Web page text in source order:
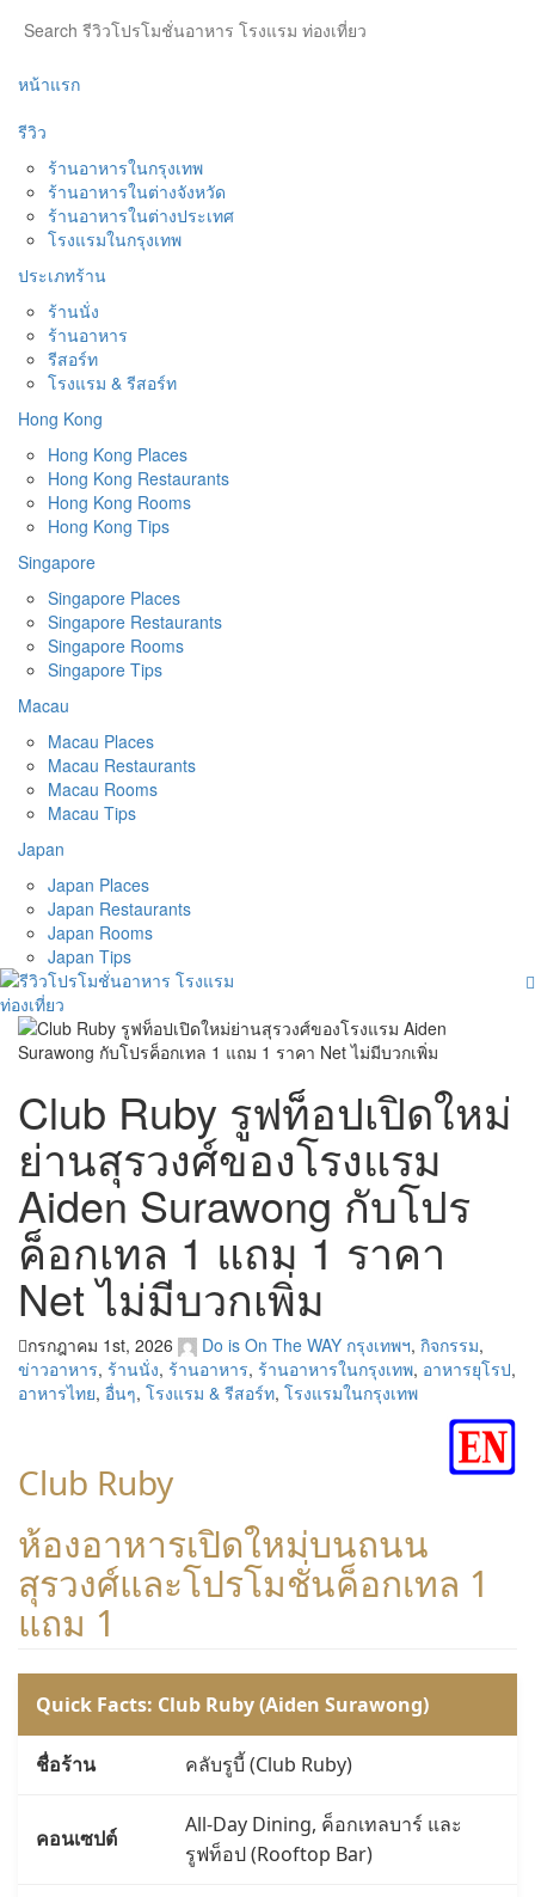
หน้าแรก
รีวิว
ร้านอาหารในกรุงเทพ
ร้านอาหารในต่างจังหวัด
ร้านอาหารในต่างประเทศ
โรงแรมในกรุงเทพ
ประเภทร้าน
ร้านนั่ง
ร้านอาหาร
รีสอร์ท
โรงแรม & รีสอร์ท
Hong Kong
Hong Kong Places
Hong Kong Restaurants
Hong Kong Rooms
Hong Kong Tips
Singapore
Singapore Places
Singapore Restaurants
Singapore Rooms
Singapore Tips
Macau
Macau Places
Macau Restaurants
Macau Rooms
Macau Tips
Japan
Japan Places
Japan Restaurants
Japan Rooms
Japan Tips
Club Ruby รูฟท็อปเปิดใหม่
ย่านสุรวงศ์ของโรงแรม
Aiden Surawong กับโปร
ค็อกเทล 1 แถม 1 ราคา
Net ไม่มีบวกเพิ่ม
กรกฎาคม 1st, 2026 Do is On The WAY กรุงเทพฯ, กิจกรรม,
ข่าวอาหาร, ร้านนั่ง, ร้านอาหาร, ร้านอาหารในกรุงเทพ, อาหารยุโรป,
อาหารไทย, อื่นๆ, โรงแรม & รีสอร์ท, โรงแรมในกรุงเทพ
Club Ruby
ห้องอาหารเปิดใหม่บนถนน
สุรวงศ์และโปรโมชั่นค็อกเทล 1
แถม 1
Quick Facts: Club Ruby (Aiden Surawong)
ชื่อร้าน คลับรูบี้ (Club Ruby)
คอนเซปต์
All-Day Dining, ค็อกเทลบาร์ และ
รูฟท็อป (Rooftop Bar)